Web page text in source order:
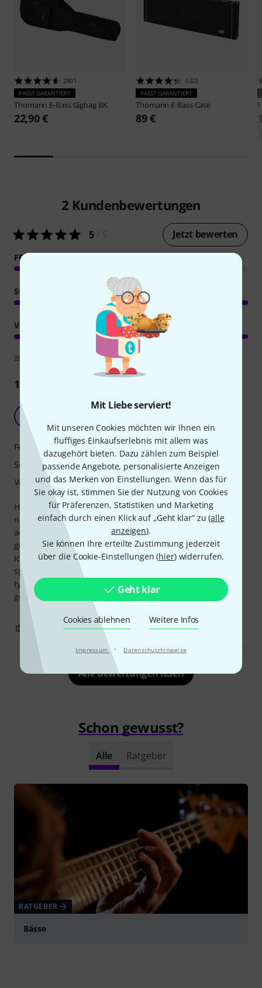
Mit Liebe serviert!
Mit unseren Cookies möchten wir Ihnen ein
fluffiges Einkaufserlebnis mit allem was
dazugehört bieten. Dazu zählen zum Beispiel
passende Angebote, personalisierte Anzeigen
und das Merken von Einstellungen. Wenn das für
Sie okay ist, stimmen Sie der Nutzung von Cookies
für Präferenzen, Statistiken und Marketing
einfach durch einen Klick auf „Geht klar“ zu (alle
anzeigen).
Sie können Ihre erteilte Zustimmung jederzeit
über die Cookie-Einstellungen (hier) widerrufen.
Geht klar
Cookies ablehnen Weitere Infos
Impressum · Datenschutzhinweise
2801
PASST GARANTIERT
Thomann E-Bass Gigbag BK
22,90 €
1322
PASST GARANTIERT
Thomann E-Bass Case
89 €
2 Kundenbewertungen
5/ 5 Jetzt bewerten
FEATURES
SOUND
VERARBEITUNG
Bewertungsrichtlinien
1
C Sehr schönes Instrument
Chrisu91 30.05.2026
Habe mir den Bass gekauft, um u.a. dem Motown-Sound
näher zu kommen. Habe dementsprechend Flats
aufgezogen und einen Schwamm unter die Saiten
geschoben...
Ich muss sagen es macht mir großen Spaß den Bass zu
spielen und ich bin mittlerweile total begeistert von dem
typischen P-Sound. Habe vorher hauptsächlich Jazz Bass
gespielt. Der muss zur Zeit leider etwas Rasten.
Features
Sound
Verarbeitung
0 BEWERTUNG MELDEN
Alle Bewertungen lesen
Schon gewusst?
Alle Ratgeber
RATGEBER
Bässe